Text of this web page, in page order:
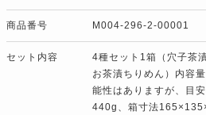
商品番号 M004-296-2-00001
セット内容
4種セット1箱（穴子茶
お茶漬ちりめん）内容
能性はありますが、目
440g、箱寸法